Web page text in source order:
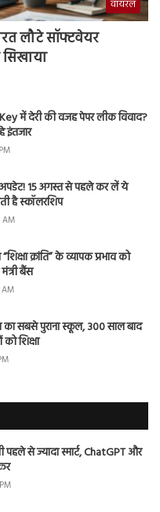
वायरल
लौटे सॉफ्टवेयर
में देरी की वजह पेपर लीक विवाद?
इंतजार
अपडेट! 15 अगस्त से पहले कर लें ये
है स्कॉलरशिप
AM
क्रांति” के व्यापक प्रभाव को
बैंस
सबसे पुराना स्कूल, 300 साल बाद
को शिक्षा
पहले से ज्यादा स्मार्ट, ChatGPT और